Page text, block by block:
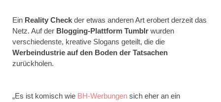
Ein Reality Check der etwas anderen Art erobert derzeit das
Netz. Auf der Blogging-Plattform Tumblr wurden
verschiedenste, kreative Slogans geteilt, die die
Werbeindustrie auf den Boden der Tatsachen
zurückholen.
„Es ist komisch wie BH-Werbungen sich eher an ein